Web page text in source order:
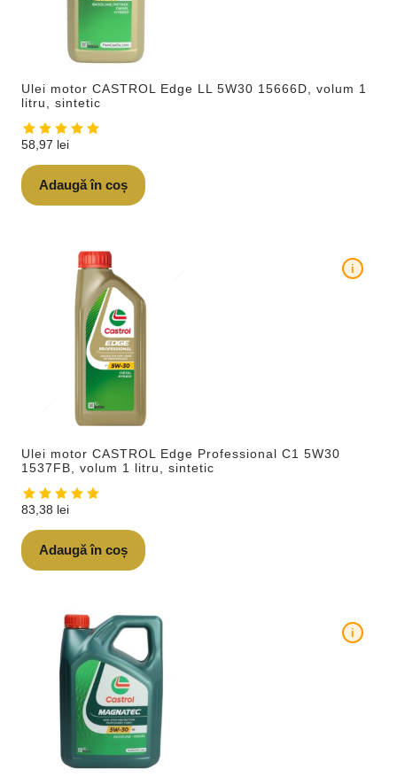
Ulei motor CASTROL Edge LL 5W30 15666D, volum 1
litru, sintetic
58,97 lei
Adaugă în coș
Ulei motor CASTROL Edge Professional C1 5W30
1537FB, volum 1 litru, sintetic
i
83,38 lei
Adaugă în coș
i